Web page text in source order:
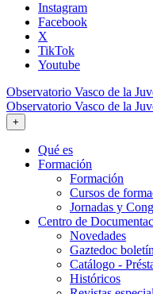
Instagram
Facebook
X
TikTok
Youtube
Observatorio Vasco de la
Observatorio Vasco de la
+
Qué es
Formación
Formación
Cursos de
Jornadas y
Centro de
Novedades
Gaztedoc boletín
Catálogo -
Históricos